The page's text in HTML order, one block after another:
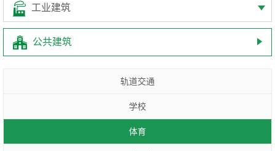
工业建筑
公共建筑
轨道交通
学校
体育